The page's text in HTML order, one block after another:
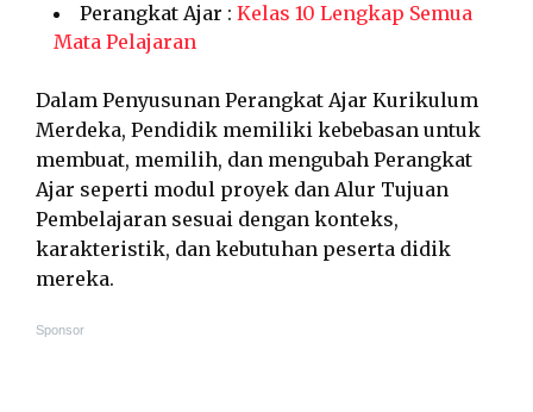
Perangkat Ajar : Kelas 10 Lengkap Semua
Mata Pelajaran
Dalam Penyusunan Perangkat Ajar Kurikulum
Merdeka, Pendidik memiliki kebebasan untuk
membuat, memilih, dan mengubah Perangkat
Ajar seperti modul proyek dan Alur Tujuan
Pembelajaran sesuai dengan konteks,
karakteristik, dan kebutuhan peserta didik
mereka.
Sponsor